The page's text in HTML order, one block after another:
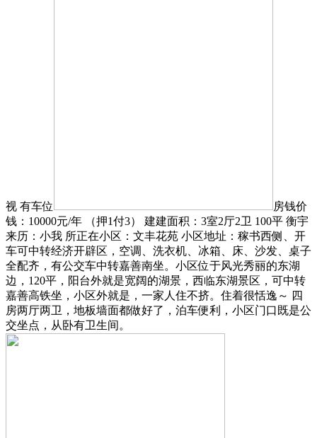
视 有车位
房钱价
钱：10000元/年 （押1付3） 建建面积：3室2厅2卫 100平 衡宇
来历：小我 所正在小区：文丰花苑 小区地址：稼书西侧、开
车可中转经济开辟区，空调、洗衣机、冰箱、床、沙发、桌子
全配齐，有公交车中转嘉善南坐。小区位于风光秀丽的东湖
边，120平，阳台外就是宽阔的湖景，西临东湖景区，可中转
嘉善高铁坐，小区外就是，一家人住不挤。住着很恬逸～ 四
房两厅两卫，地板墙面都做好了，泊车便利，小区门口既是公
交坐点，从卧有卫生间。